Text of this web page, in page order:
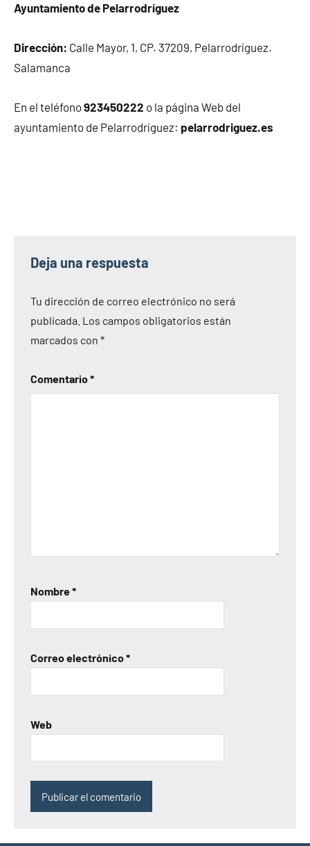
Ayuntamiento de Pelarrodríguez
Dirección: Calle Mayor, 1, CP. 37209, Pelarrodríguez.
Salamanca
En el teléfono923450222 o la página Web del
ayuntamiento de Pelarrodríguez: pelarrodriguez.es
Deja una respuesta
Tu dirección de correo electrónico no será
publicada. Los campos obligatorios están
marcados con *
Comentario*
Nombre*
Correo electrónico*
Web